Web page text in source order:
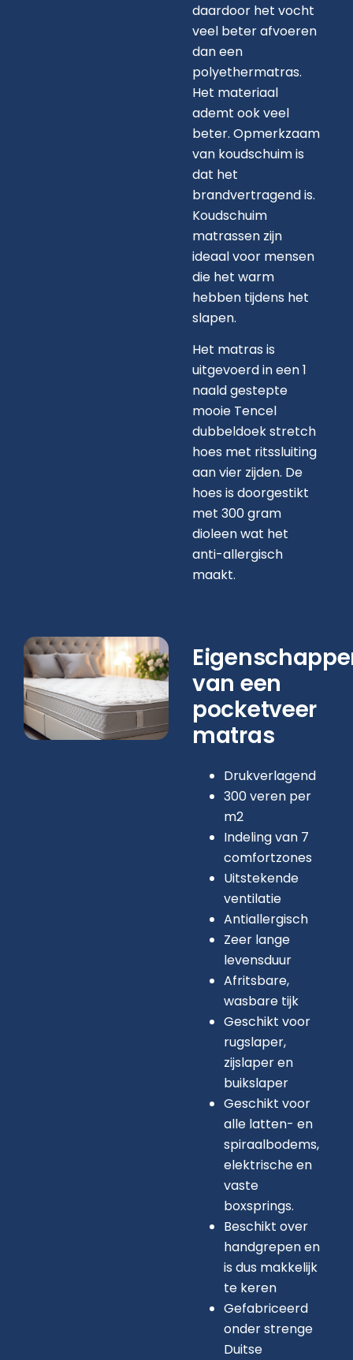
daardoor het vocht
veel beter afvoeren
dan een
polyethermatras.
Het materiaal
ademt ook veel
beter. Opmerkzaam
van koudschuim is
dat het
brandvertragend is.
Koudschuim
matrassen zijn
ideaal voor mensen
die het warm
hebben tijdens het
slapen.
Het matras is
uitgevoerd in een 1
naald gestepte
mooie Tencel
dubbeldoek stretch
hoes met ritssluiting
aan vier zijden. De
hoes is doorgestikt
met 300 gram
dioleen wat het
anti-allergisch
maakt.
van een
pocketveer
matras
Drukverlagend
300 veren per
m2
Indeling van 7
comfortzones
Uitstekende
ventilatie
Antiallergisch
Zeer lange
levensduur
Afritsbare,
wasbare tijk
Geschikt voor
rugslaper,
zijslaper en
buikslaper
Geschikt voor
alle latten- en
spiraalbodems,
elektrische en
vaste
boxsprings.
Beschikt over
handgrepen en
is dus makkelijk
te keren
Gefabriceerd
onder strenge
Duitse